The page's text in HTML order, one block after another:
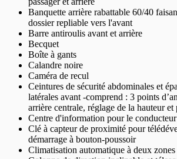
Banquette arrière rabattable 60/40
dossier repliable vers l'avant
Barre antiroulis avant et arrière
Becquet
Boîte à gants
Calandre noire
Caméra de recul
Ceintures de sécurité abdominales et
latérales avant -comprend : 3 points
arrière centrale, réglage de la hauteur et
Centre d'information pour le conducteur
Clé à capteur de proximité pour
démarrage à bouton-poussoir
Climatisation automatique à deux